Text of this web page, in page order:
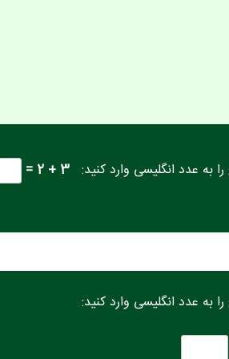
به عدد انگلیسی وارد کنید: 3 + 2 =
به عدد انگلیسی وارد کنید: